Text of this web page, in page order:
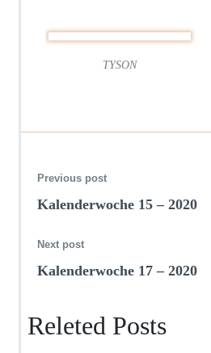
TYSON
Previous post
Kalenderwoche 15 – 2020
Next post
Kalenderwoche 17 – 2020
Releted Posts